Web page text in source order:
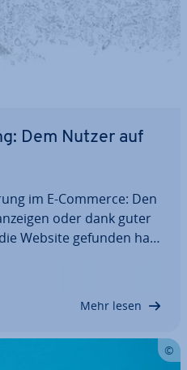
Dem Nutzer auf
im E-Commerce: Den
oder dank guter
Website gefunden hat,
und die
AdWords-Kampagne
Mehr lesen